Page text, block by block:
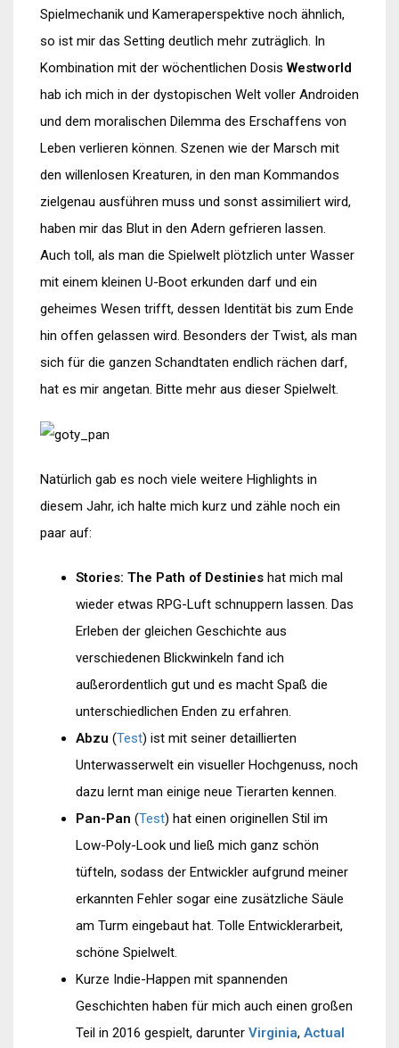
Spielmechanik und Kameraperspektive noch ähnlich,
so ist mir das Setting deutlich mehr zuträglich. In
Kombination mit der wöchentlichen DosisWestworld
hab ich mich in der dystopischen Welt voller Androiden
und dem moralischen Dilemma des Erschaffens von
Leben verlieren können. Szenen wie der Marsch mit
den willenlosen Kreaturen, in den man Kommandos
zielgenau ausführen muss und sonst assimiliert wird,
haben mir das Blut in den Adern gefrieren lassen.
Auch toll, als man die Spielwelt plötzlich unter Wasser
mit einem kleinen U-Boot erkunden darf und ein
geheimes Wesen trifft, dessen Identität bis zum Ende
hin offen gelassen wird. Besonders der Twist, als man
sich für die ganzen Schandtaten endlich rächen darf,
hat es mir angetan. Bitte mehr aus dieser Spielwelt.
Natürlich gab es noch viele weitere Highlights in
diesem Jahr, ich halte mich kurz und zähle noch ein
paar auf:
Stories: The Path of Destinies hat mich mal
wieder etwas RPG-Luft schnuppern lassen. Das
Erleben der gleichen Geschichte aus
verschiedenen Blickwinkeln fand ich
außerordentlich gut und es macht Spaß die
unterschiedlichen Enden zu erfahren.
Abzu (Test) ist mit seiner detaillierten
Unterwasserwelt ein visueller Hochgenuss, noch
dazu lernt man einige neue Tierarten kennen.
Pan-Pan (Test) hat einen originellen Stil im
Low-Poly-Look und ließ mich ganz schön
tüfteln, sodass der Entwickler aufgrund meiner
erkannten Fehler sogar eine zusätzliche Säule
am Turm eingebaut hat. Tolle Entwicklerarbeit,
schöne Spielwelt.
Kurze Indie-Happen mit spannenden
Geschichten haben für mich auch einen großen
Teil in 2016 gespielt, darunter Virginia, Actual